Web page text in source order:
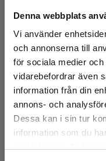
Denna webbplats
Vi använder
och annonserna till
för sociala medier
vidarebefordrar även
information från din
annons- och
Dessa kan i sin tur
information som du
IEC 61010-1
CAT III 600 V,CAT IV
Kapslingsklass
IP40